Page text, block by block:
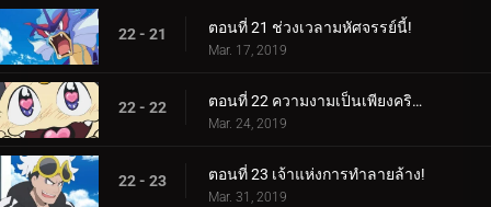
22 - 21 ตอนที่ 21 ช่วงเวลามหัศจรรย์นี้!
Mar. 17, 2019
22 - 22 ตอนที่ 22 ความงามเป็นเพียงคริสตัลล้ำลึกเท่านั้น!
Mar. 24, 2019
22 - 23 ตอนที่ 23 เจ้าแห่งการทำลายล้าง!
Mar. 31, 2019